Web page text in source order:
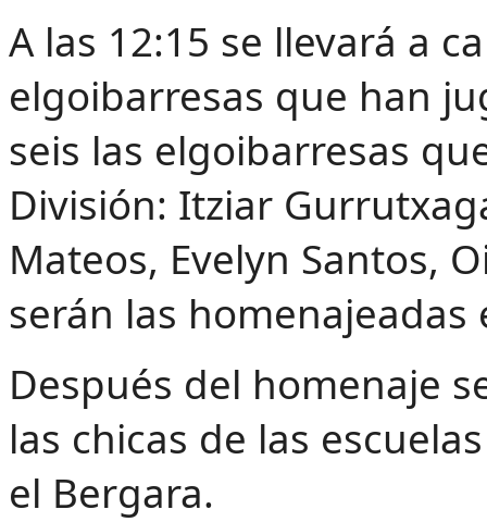
A las 12:15 se llevará a
elgoibarresas que han
seis las elgoibarresas
División: Itziar
Mateos, Evelyn Santos,
serán las
Después del homenaje
las chicas de las
el Bergara.